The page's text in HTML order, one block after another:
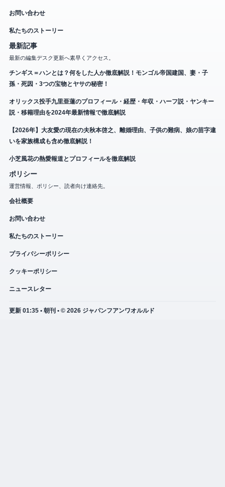
お問い合わせ
私たちのストーリー
最新記事
最新の編集デスク更新へ素早くアクセス。
チンギス＝ハンとは？何をした人か徹底解説！モンゴル帝国建国、妻・子
孫・死因・3つの宝物とヤサの秘密！
オリックス投手九里亜蓮のプロフィール・経歴・年収・ハーフ説・ヤンキー
説・移籍理由を2024年最新情報で徹底解説
【2026年】大友愛の現在の夫秋本啓之、離婚理由、子供の難病、娘の苗字違
いを家族構成も含め徹底解説！
小芝風花の熱愛報道とプロフィールを徹底解説
ポリシー
運営情報、ポリシー、読者向け連絡先。
会社概要
お問い合わせ
私たちのストーリー
プライバシーポリシー
クッキーポリシー
ニュースレター
更新 01:35 • 朝刊 • © 2026 ジャパンフアンワオルルド